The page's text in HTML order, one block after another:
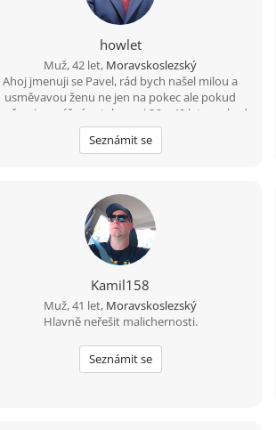
howlet
Muž, 42 let, Moravskoslezský
Ahoj jmenuji se Pavel, rád bych našel milou a
usměvavou ženu ne jen na pokec ale pokud
možno i na vážný vztah mezi 26 a 49 lety, pokud
budeš chtít ozvi se, budu moc rád
Seznámit se
Kamil158
Muž, 41 let, Moravskoslezský
Hlavně neřešit malichernosti.
Seznámit se